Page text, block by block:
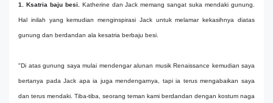
1. Ksatria baju besi. Katherine dan Jack memang sangat suka mendaki gunung.
Hal inilah yang kemudian menginspirasi Jack untuk melamar kekasihnya diatas
gunung dan berdandan ala kesatria berbaju besi.
"Di atas gunung saya mulai mendengar alunan musik Renaissance kemudian saya
bertanya pada Jack apa ia juga mendengarnya, tapi ia terus mengabaikan saya
dan terus mendaki. Tiba-tiba, seorang teman kami berdandan dengan kostum naga